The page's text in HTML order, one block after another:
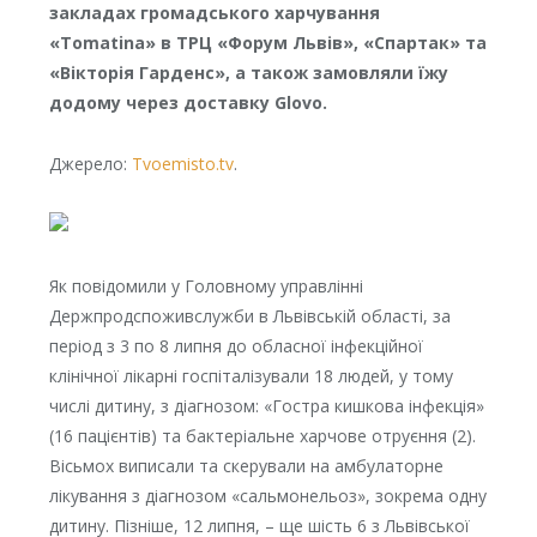
закладах громадського харчування
«Tomatina» в ТРЦ «Форум Львів», «Спартак» та
«Вікторія Гарденс», а також замовляли їжу
додому через доставку Glovo.
Джерело: Tvoemisto.tv.
Як повідомили у Головному управлінні
Держпродспоживслужби в Львівській області, за
період з 3 по 8 липня до обласної інфекційної
клінічної лікарні госпіталізували 18 людей, у тому
числі дитину, з діагнозом: «Гостра кишкова інфекція»
(16 пацієнтів) та бактеріальне харчове отруєння (2).
Вісьмох виписали та скерували на амбулаторне
лікування з діагнозом «сальмонельоз», зокрема одну
дитину. Пізніше, 12 липня, – ще шість 6 з Львівської